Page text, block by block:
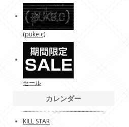
(puke.c)
セール
カレンダー
KILL STAR